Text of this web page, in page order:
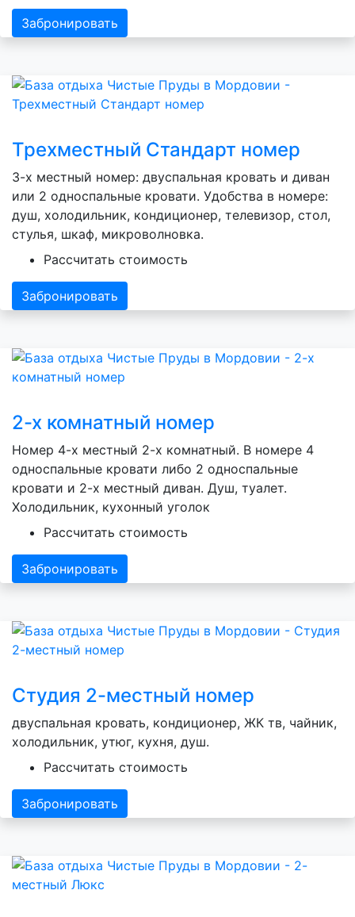
Забронировать
Трехместный Стандарт номер
3-х местный номер: двуспальная кровать и диван
или 2 односпальные кровати. Удобства в номере:
душ, холодильник, кондиционер, телевизор, стол,
стулья, шкаф, микроволновка.
Рассчитать стоимость
Забронировать
2-х комнатный номер
Номер 4-х местный 2-х комнатный. В номере 4
односпальные кровати либо 2 односпальные
кровати и 2-х местный диван. Душ, туалет.
Холодильник, кухонный уголок
Рассчитать стоимость
Забронировать
Студия 2-местный номер
двуспальная кровать, кондиционер, ЖК тв, чайник,
холодильник, утюг, кухня, душ.
Рассчитать стоимость
Забронировать